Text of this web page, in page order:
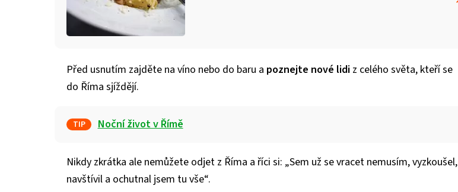
Před usnutím zajděte na víno nebo do baru a poznejte nové lidi z celého světa, kteří se
do Říma sjíždějí.
TIP Noční život v Římě
Nikdy zkrátka ale nemůžete odjet z Říma a říci si: „Sem už se vracet nemusím, vyzkoušel,
navštívil a ochutnal jsem tu vše“.